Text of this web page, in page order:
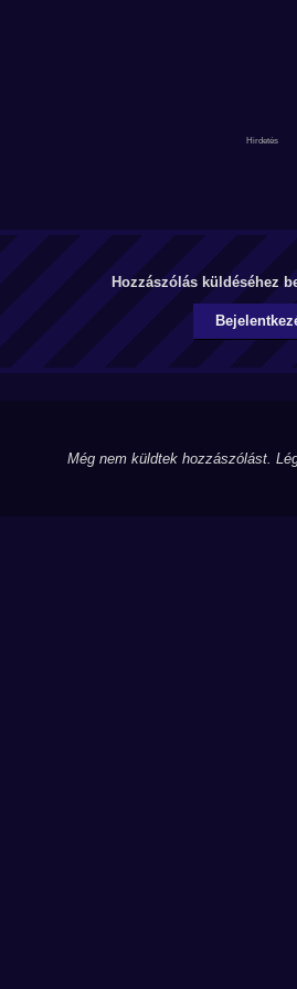
Hozzászólás küldéséhez
Még nem küldtek hozzászólást.